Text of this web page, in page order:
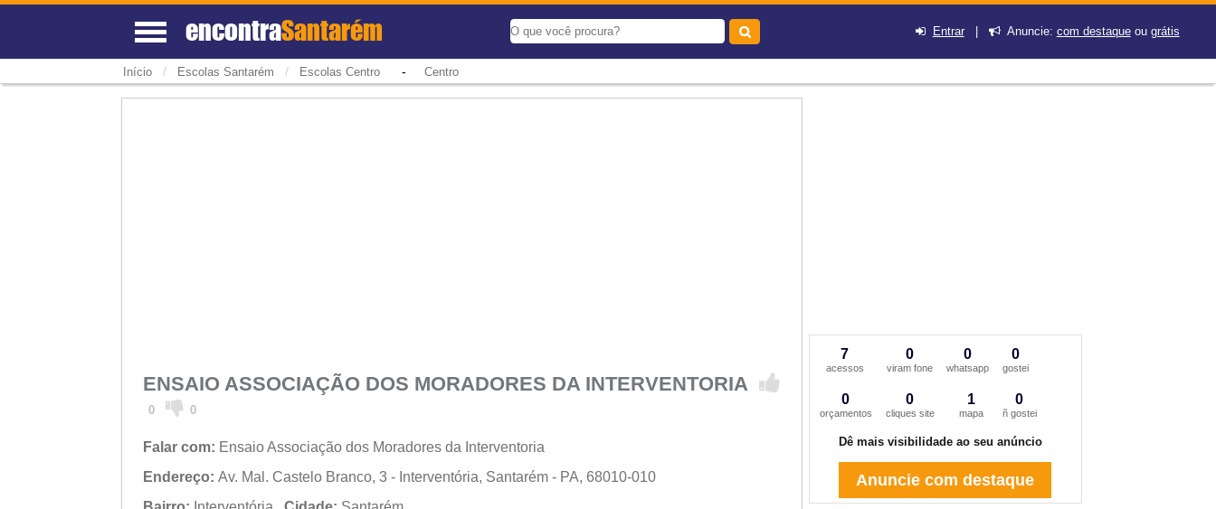
encontraSantarém Entrar| Anuncie: com destaqueou grátis
Início / Escolas Santarém / Escolas Centro- Centro
ENSAIO ASSOCIAÇÃO DOS MORADORES DA INTERVENTORIA
0 0
Falar com: Ensaio Associação dos Moradores da Interventoria
Endereço: Av. Mal. Castelo Branco, 3 - Interventória, Santarém - PA, 68010-010
7
acessos
0
viram fone
0
whatsapp
0
gostei
0
orçamentos
0
cliques site
1
mapa
0
ñ gostei
Dê mais visibilidade ao seu anúncio
Anuncie com destaque